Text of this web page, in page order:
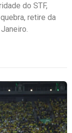
do STF,
retire da